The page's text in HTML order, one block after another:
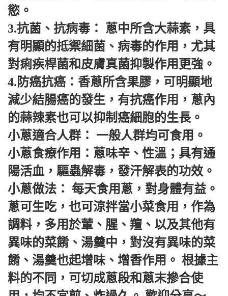
慾。
3.抗菌、抗病毒： 蔥中所含大蒜素，具
有明顯的抵禦細菌、病毒的作用，尤其
對痢疾桿菌和皮膚真菌抑製作用更強。
4.防癌抗癌：香蔥所含果膠，可明顯地
減少結腸癌的發生，有抗癌作用，蔥內
的蒜辣素也可以抑制癌細胞的生長。
小蔥適合人群： 一般人群均可食用。
小蔥食療作用：蔥味辛、性溫；具有通
陽活血，驅蟲解毒，發汗解表的功效。
小蔥做法： 每天食用蔥，對身體有益。
蔥可生吃，也可涼拌當小菜食用，作為
調料，多用於葷、腥、羶、以及其他有
異味的菜餚、湯羹中，對沒有異味的菜
餚、湯羹也起增味、增香作用。 根據主
料的不同，可切成蔥段和蔥末摻合使